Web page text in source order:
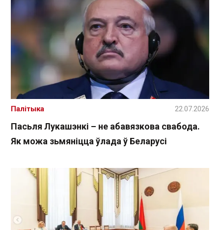
Пасьля Лукашэнкі – не абавязкова свабода.
Як можа зьмяніцца ўлада ў Беларусі
Палітыка 22.07.2026